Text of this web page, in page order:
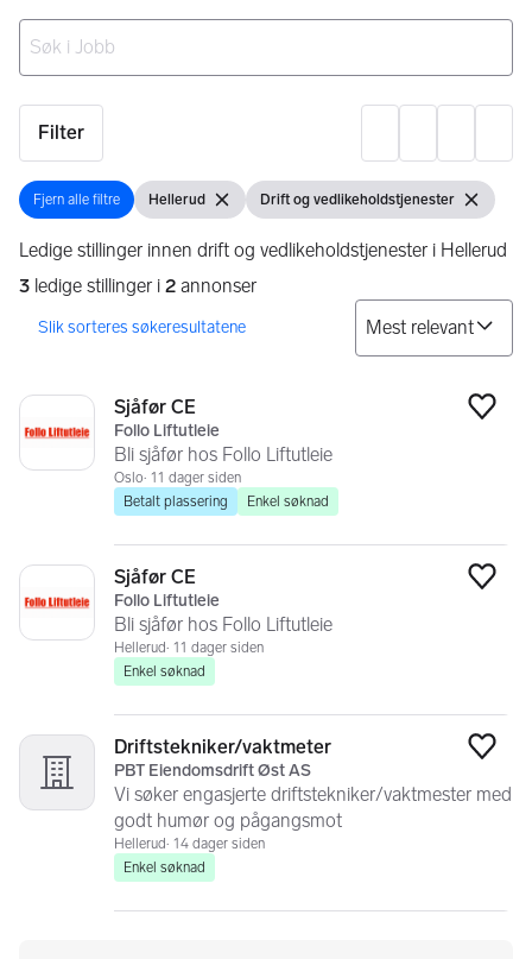
Filter
Fjern alle filtre
Fjern alle filtre Vis filter
Hellerud Fjern filterVis filter
Drift og vedlikeholdstjenester Fjern filter
Ledige stillinger innen drift og vedlikeholdstjenester i Hellerud
3 ledige stillinger i 2 annonser
Søkeresultater
Sjåfør CE
Follo Liftutleie
Bli sjåfør hos Follo Liftutleie
Oslo 11 dager siden
Betalt plassering
Enkel søknad
Sjåfør CE
Follo Liftutleie
Bli sjåfør hos Follo Liftutleie
Hellerud 11 dager siden
Enkel søknad
Driftstekniker/vaktmeter
PBT Eiendomsdrift Øst AS
Vi søker engasjerte driftstekniker/vaktmester med
godt humør og pågangsmot
Hellerud 14 dager siden
Enkel søknad